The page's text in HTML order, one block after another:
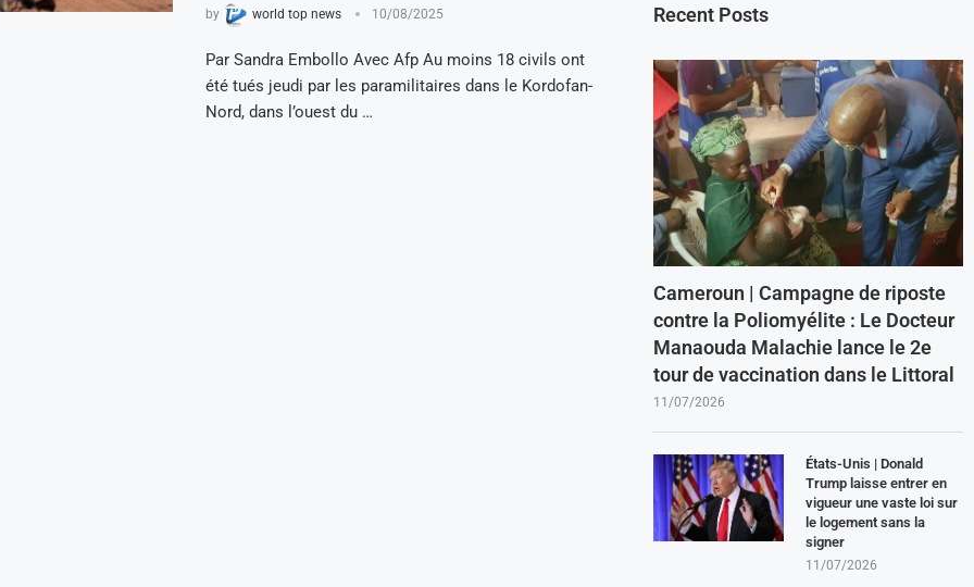
by world top news 10/08/2025
Par Sandra Embollo Avec Afp Au moins 18 civils ont
été tués jeudi par les paramilitaires dans le Kordofan-
Nord, dans l’ouest du …
Recent Posts
Cameroun | Campagne de riposte
contre la Poliomyélite : Le Docteur
Manaouda Malachie lance le 2e
tour de vaccination dans le Littoral
11/07/2026
États-Unis | Donald
Trump laisse entrer en
vigueur une vaste loi sur
le logement sans la
signer
11/07/2026